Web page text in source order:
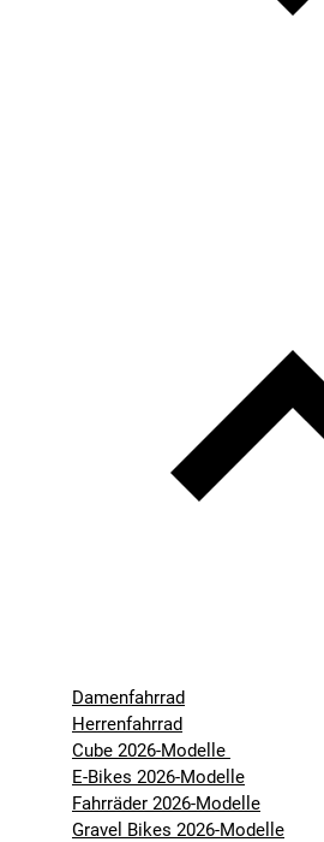
Damenfahrrad
Herrenfahrrad
Cube 2026-Modelle
E-Bikes 2026-Modelle
Fahrräder 2026-Modelle
Gravel Bikes 2026-Modelle